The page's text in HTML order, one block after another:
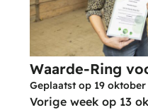
Waarde-Ring
Geplaatst op 19 oktober
Vorige week op 13